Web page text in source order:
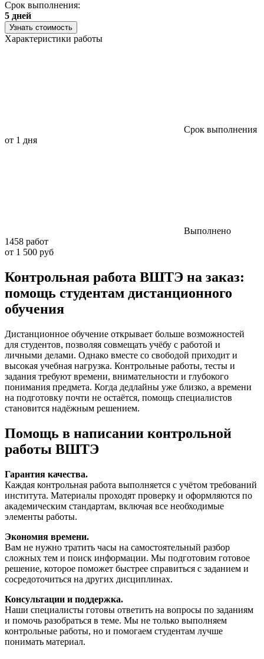
Срок выполнения:
5 дней
Узнать стоимость
Характеристики работы
Срок выполнения
от 1 дня
Выполнено
1458 работ
от 1 500 руб
Контрольная работа ВШТЭ на заказ:
помощь студентам дистанционного
обучения
Дистанционное обучение открывает больше возможностей
для студентов, позволяя совмещать учёбу с работой и
личными делами. Однако вместе со свободой приходит и
высокая учебная нагрузка. Контрольные работы, тесты и
задания требуют времени, внимательности и глубокого
понимания предмета. Когда дедлайны уже близко, а времени
на подготовку почти не остаётся, помощь специалистов
становится надёжным решением.
Помощь в написании контрольной
работы ВШТЭ
Гарантия качества.
Каждая контрольная работа выполняется с учётом требований
института. Материалы проходят проверку и оформляются по
академическим стандартам, включая все необходимые
элементы работы.
Экономия времени.
Вам не нужно тратить часы на самостоятельный разбор
сложных тем и поиск информации. Мы подготовим готовое
решение, которое поможет быстрее справиться с заданием и
сосредоточиться на других дисциплинах.
Консультации и поддержка.
Наши специалисты готовы ответить на вопросы по заданиям
и помочь разобраться в теме. Мы не только выполняем
контрольные работы, но и помогаем студентам лучше
понимать материал.